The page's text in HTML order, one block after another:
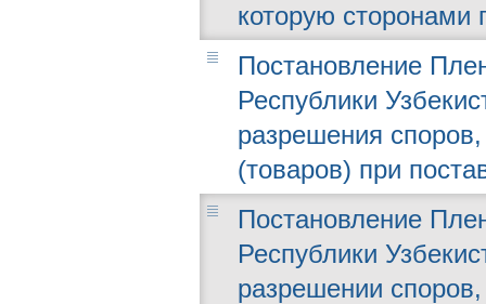
которую
Постановление
Республики
разрешения
(товаров) при
Постановление
Республики
разрешении